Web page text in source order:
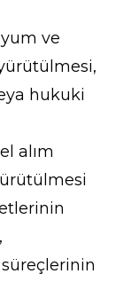
ve
hukuki
alım
süreçlerinin